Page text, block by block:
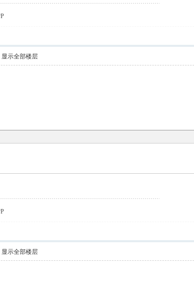
显示全部楼层
显示全部楼层